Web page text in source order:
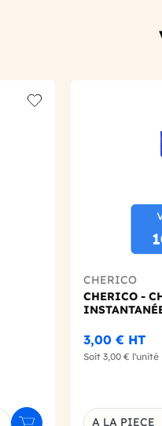
CHERICO
CHERICO -
3,00 € HT
Soit 3,00 € l'unité
A LA PIECE